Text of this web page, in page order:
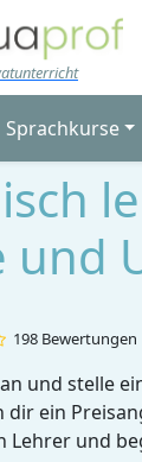
Sprachkurse
und
198 Bewertungen
und stelle
dir ein
Lehrer und